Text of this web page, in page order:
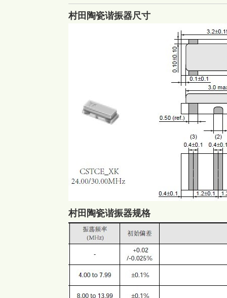
村田陶瓷谐振器尺寸
村田陶瓷谐振器规格